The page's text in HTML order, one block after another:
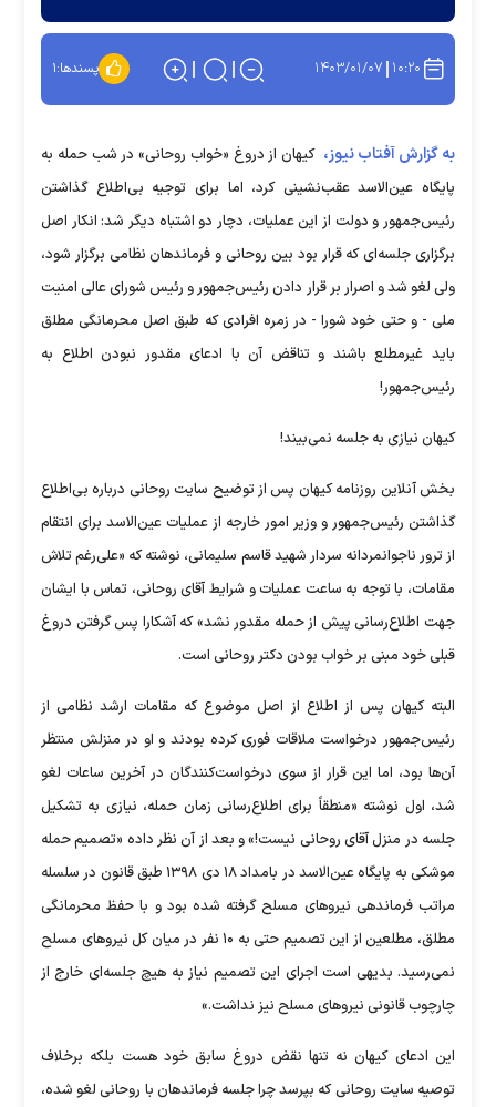
۱۰:۲۰ ۱۴۰۳/۰۱/۰۷ پسندها:۱
به گزارش آفتاب نیوز، کیهان از دروغ «خواب روحانی» در شب حمله به
پایگاه عین‌الاسد عقب‌نشینی کرد، اما برای توجیه بی‌اطلاع گذاشتن
رئیس‌جمهور و دولت از این عملیات، دچار دو اشتباه دیگر شد: انکار اصل
برگزاری جلسه‌ای که قرار بود بین روحانی و فرماندهان نظامی برگزار شود،
ولی لغو شد و اصرار بر قرار دادن رئیس‌جمهور و رئیس شورای عالی امنیت
ملی - و حتی خود شورا - در زمره افرادی که طبق اصل محرمانگی مطلق
باید غیرمطلع باشند و تناقض آن با ادعای مقدور نبودن اطلاع به
رئیس‌جمهور!
کیهان نیازی به جلسه نمی‌بیند!
بخش آنلاین روزنامه کیهان پس از توضیح سایت روحانی درباره بی‌اطلاع
گذاشتن رئیس‌جمهور و وزیر امور خارجه از عملیات عین‌الاسد برای انتقام
از ترور ناجوانمردانه سردار شهید قاسم سلیمانی، نوشته که «علی‌رغم تلاش
مقامات، با توجه به ساعت عملیات و شرایط آقای روحانی، تماس با ایشان
جهت اطلاع‌رسانی پیش از حمله مقدور نشد» که آشکارا پس گرفتن دروغ
قبلی خود مبنی بر خواب بودن دکتر روحانی است.
البته کیهان پس از اطلاع از اصل موضوع که مقامات ارشد نظامی از
رئیس‌جمهور درخواست ملاقات فوری کرده بودند و او در منزلش منتظر
آن‌ها بود، اما این قرار از سوی درخواست‌کنندگان در آخرین ساعات لغو
شد، اول نوشته «منطقاً برای اطلاع‌رسانی زمان حمله، نیازی به تشکیل
جلسه در منزل آقای روحانی نیست!» و بعد از آن نظر داده «تصمیم حمله
موشکی به پایگاه عین‌الاسد در بامداد ۱۸ دی ۱۳۹۸ طبق قانون در سلسله
مراتب فرماندهی نیرو‌های مسلح گرفته شده بود و با حفظ محرمانگی
مطلق، مطلعین از این تصمیم حتی به ۱۰ نفر در میان کل نیرو‌های مسلح
نمی‌رسید. بدیهی است اجرای این تصمیم نیاز به هیچ جلسه‌ای خارج از
چارچوب قانونی نیرو‌های مسلح نیز نداشت.»
این ادعای کیهان نه تنها نقض دروغ سابق خود هست بلکه برخلاف
توصیه سایت روحانی که بپرسد چرا جلسه فرماندهان با روحانی لغو شده،